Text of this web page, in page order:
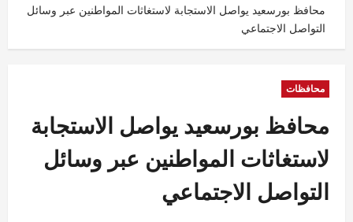
محافظ بورسعيد يواصل الاستجابة لاستغاثات المواطنين عبر وسائل
التواصل الاجتماعي
محافظات
محافظ بورسعيد يواصل الاستجابة
لاستغاثات المواطنين عبر وسائل
التواصل الاجتماعي